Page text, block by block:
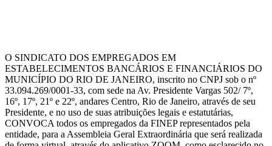
O SINDICATO DOS EMPREGADOS EM
ESTABELECIMENTOS BANCÁRIOS E FINANCIÁRIOS DO
MUNICÍPIO DO RIO DE JANEIRO, inscrito no CNPJ sob o nº
33.094.269/0001-33, com sede na Av. Presidente Vargas 502/ 7º,
16º, 17º, 21º e 22º, andares Centro, Rio de Janeiro, através de seu
Presidente, e no uso de suas atribuições legais e estatutárias,
CONVOCA todos os empregados da FINEP representados pela
entidade, para a Assembleia Geral Extraordinária que será realizada